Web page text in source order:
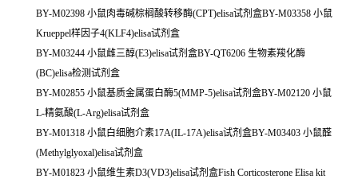
BY-M02398 小鼠肉毒碱棕榈酸转移酶(CPT)elisa试剂盒BY-M03358 小鼠
Krueppel样因子4(KLF4)elisa试剂盒
BY-M03244 小鼠雌三醇(E3)elisa试剂盒BY-QT6206 生物素羧化酶
(BC)elisa检测试剂盒
BY-M02855 小鼠基质金属蛋白酶5(MMP-5)elisa试剂盒BY-M02120 小鼠
L-精氨酸(L-Arg)elisa试剂盒
BY-M01318 小鼠白细胞介素17A(IL-17A)elisa试剂盒BY-M03403 小鼠醛
(Methylglyoxal)elisa试剂盒
BY-M01823 小鼠维生素D3(VD3)elisa试剂盒Fish Corticosterone Elisa kit